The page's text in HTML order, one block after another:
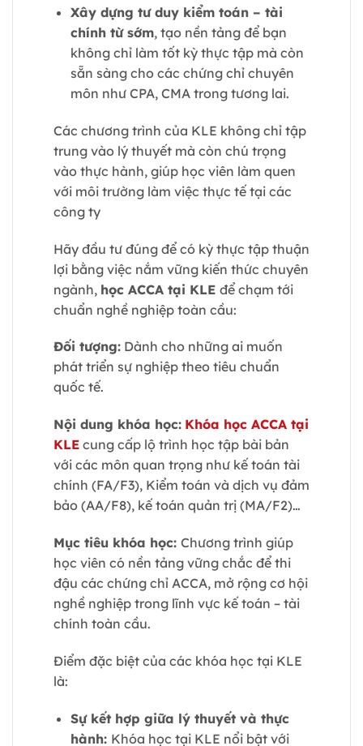
Xây dựng tư duy kiểm toán – tài
chính từ sớm, tạo nền tảng để bạn
không chỉ làm tốt kỳ thực tập mà còn
sẵn sàng cho các chứng chỉ chuyên
môn như CPA, CMA trong tương lai.
Các chương trình của KLE không chỉ tập
trung vào lý thuyết mà còn chú trọng
vào thực hành, giúp học viên làm quen
với môi trường làm việc thực tế tại các
công ty
Hãy đầu tư đúng để có kỳ thực tập thuận
lợi bằng việc nắm vững kiến thức chuyên
ngành, học ACCA tại KLE để chạm tới
chuẩn nghề nghiệp toàn cầu:
Đối tượng: Dành cho những ai muốn
phát triển sự nghiệp theo tiêu chuẩn
quốc tế.
Nội dung khóa học: Khóa học ACCA tại
KLE cung cấp lộ trình học tập bài bản
với các môn quan trọng như kế toán tài
chính (FA/F3), Kiểm toán và dịch vụ đảm
bảo (AA/F8), kế toán quản trị (MA/F2)…
Mục tiêu khóa học: Chương trình giúp
học viên có nền tảng vững chắc để thi
đậu các chứng chỉ ACCA, mở rộng cơ hội
nghề nghiệp trong lĩnh vực kế toán – tài
chính toàn cầu.
Điểm đặc biệt của các khóa học tại KLE
là:
Sự kết hợp giữa lý thuyết và thực
hành: Khóa học tại KLE nổi bật với